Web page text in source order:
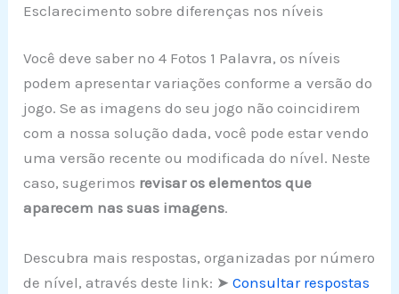
Esclarecimento sobre diferenças nos níveis
Você deve saber no 4 Fotos 1 Palavra, os níveis
podem apresentar variações conforme a versão do
jogo. Se as imagens do seu jogo não coincidirem
com a nossa solução dada, você pode estar vendo
uma versão recente ou modificada do nível. Neste
caso, sugerimos revisar os elementos que
aparecem nas suas imagens.
Descubra mais respostas, organizadas por número
de nível, através deste link: ➤Consultar respostas